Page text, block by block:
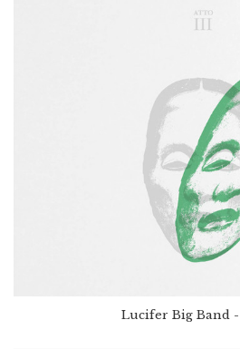
Lucifer Big Band